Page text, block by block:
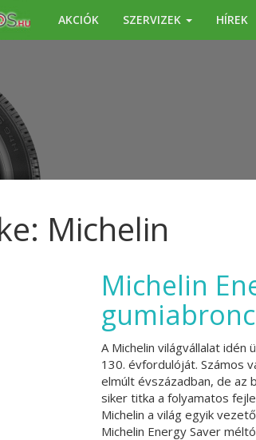
AKCIÓK SZERVIZEK HÍREK
Michelin
Michelin
A Michelin világvállalat idén
130. évfordulóját. Számos
elmúlt évszázadban, de az
siker titka a folyamatos
Michelin a világ egyik
Michelin Energy Saver